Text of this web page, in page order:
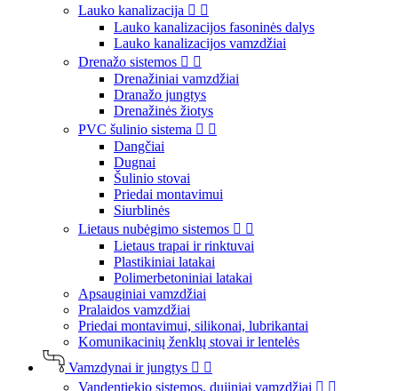
Lauko kanalizacija  
Lauko kanalizacijos fasoninės dalys
Lauko kanalizacijos vamzdžiai
Drenažo sistemos  
Drenažiniai vamzdžiai
Dranažo jungtys
Drenažinės žiotys
PVC šulinio sistema  
Dangčiai
Dugnai
Šulinio stovai
Priedai montavimui
Siurblinės
Lietaus nubėgimo sistemos  
Lietaus trapai ir rinktuvai
Plastikiniai latakai
Polimerbetoniniai latakai
Apsauginiai vamzdžiai
Pralaidos vamzdžiai
Priedai montavimui, silikonai, lubrikantai
Komunikacinių ženklų stovai ir lentelės
Vamzdynai ir jungtys  
Vandentiekio sistemos, dujiniai vamzdžiai  